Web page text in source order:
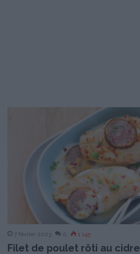
7 février 2023 0 1 145
Filet de poulet rôti au cidre